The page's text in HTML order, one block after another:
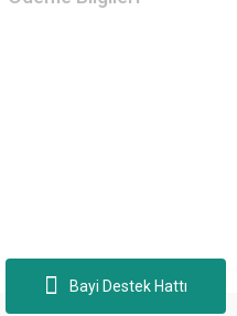
Bayi Destek Hattı